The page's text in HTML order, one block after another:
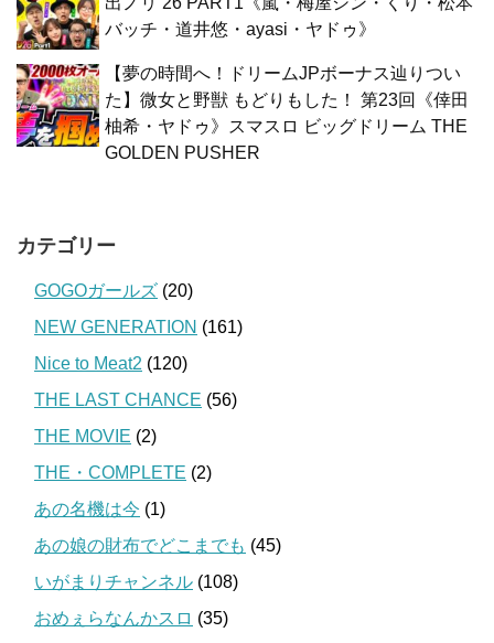
バッチ・道井悠・ayasi・ヤドゥ》
【夢の時間へ！ドリームJPボーナス辿りつい
た】微女と野獣 もどりもした！ 第23回《倖田
柚希・ヤドゥ》スマスロ ビッグドリーム THE
GOLDEN PUSHER
カテゴリー
GOGOガールズ (20)
NEW GENERATION (161)
Nice to Meat2 (120)
THE LAST CHANCE (56)
THE MOVIE (2)
THE・COMPLETE (2)
あの名機は今 (1)
あの娘の財布でどこまでも (45)
いがまりチャンネル (108)
おめぇらなんかスロ (35)